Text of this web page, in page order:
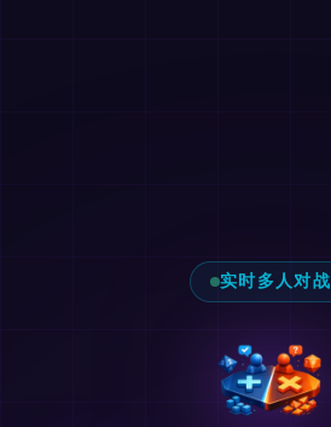
实时多人对战